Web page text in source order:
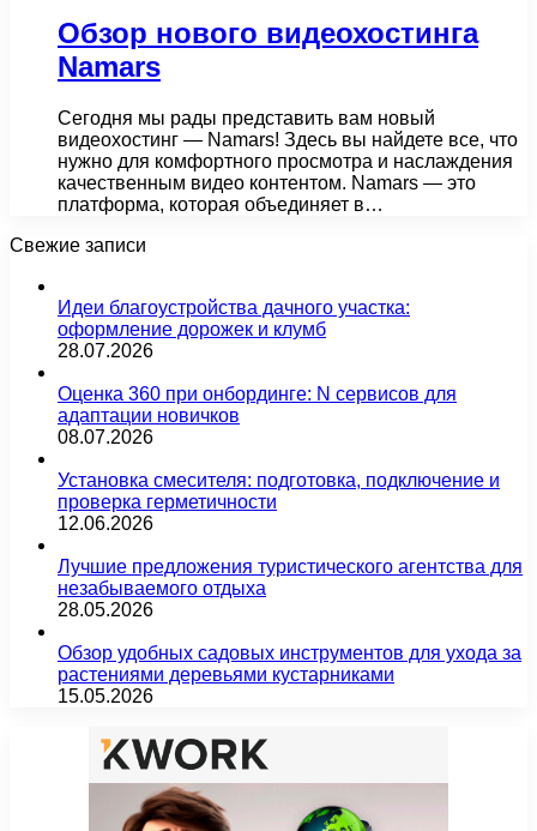
Обзор нового видеохостинга
Namars
Сегодня мы рады представить вам новый
видеохостинг — Namars! Здесь вы найдете все, что
нужно для комфортного просмотра и наслаждения
качественным видео контентом. Namars — это
платформа, которая объединяет в…
Свежие записи
Идеи благоустройства дачного участка:
оформление дорожек и клумб
28.07.2026
Оценка 360 при онбординге: N сервисов для
адаптации новичков
08.07.2026
Установка смесителя: подготовка, подключение и
проверка герметичности
12.06.2026
Лучшие предложения туристического агентства для
незабываемого отдыха
28.05.2026
Обзор удобных садовых инструментов для ухода за
растениями деревьями кустарниками
15.05.2026